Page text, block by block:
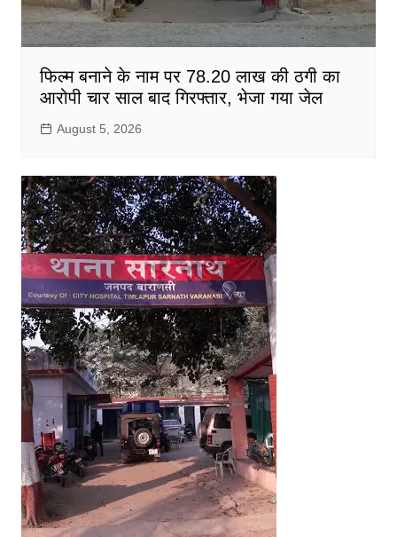
फिल्म बनाने के नाम पर 78.20 लाख की ठगी का
आरोपी चार साल बाद गिरफ्तार, भेजा गया जेल
August 5, 2026